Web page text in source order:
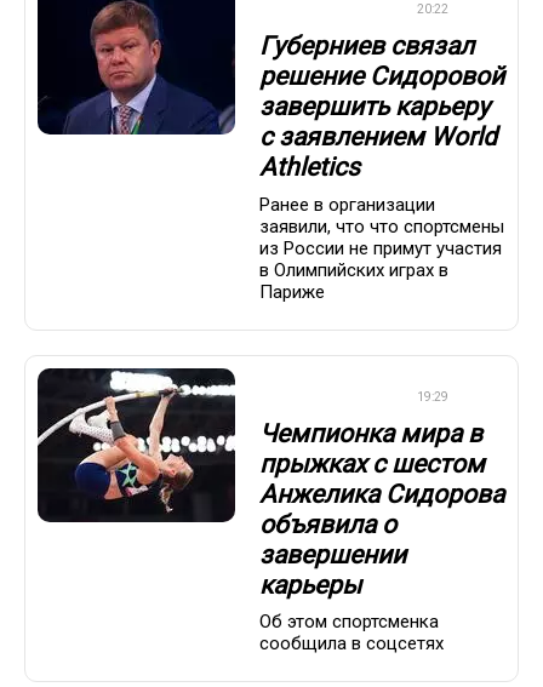
20:22
Губерниев связал
решение Сидоровой
завершить карьеру
с заявлением World
Athletics
Ранее в организации
заявили, что что спортсмены
из России не примут участия
в Олимпийских играх в
Париже
19:29
Чемпионка мира в
прыжках с шестом
Анжелика Сидорова
объявила о
завершении
карьеры
Об этом спортсменка
сообщила в соцсетях